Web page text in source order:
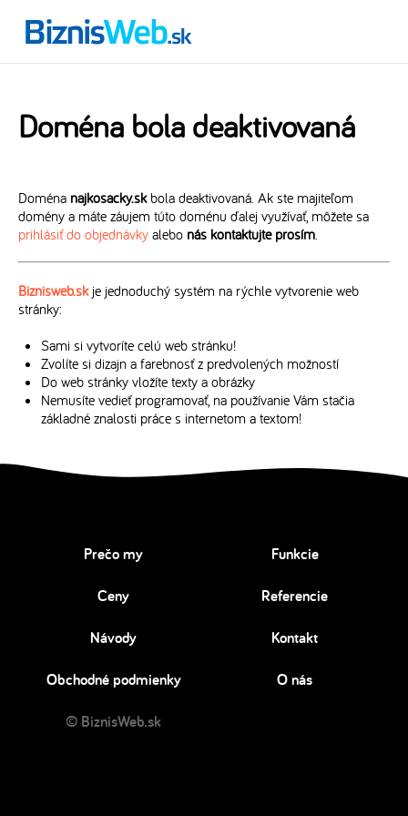
Doména bola deaktivovaná
Doména najkosacky.skbola deaktivovaná. Ak ste majiteľom
domény a máte záujem túto doménu ďalej využívať, môžete sa
prihlásiť do objednávky alebo nás kontaktujte prosím.
Biznisweb.skje jednoduchý systém na rýchle vytvorenie web
stránky:
Sami si vytvoríte celú web stránku!
Zvolíte si dizajn a farebnosť z predvolených možností
Do web stránky vložíte texty a obrázky
Nemusíte vedieť programovať, na používanie Vám stačia
základné znalosti práce s internetom a textom!
Prečo my Funkcie
Ceny Referencie
Návody Kontakt
Obchodné podmienky O nás
© BiznisWeb.sk